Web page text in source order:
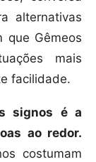
alternativas
que Gêmeos
mais
facilidade.
signos é a
ao redor.
costumam